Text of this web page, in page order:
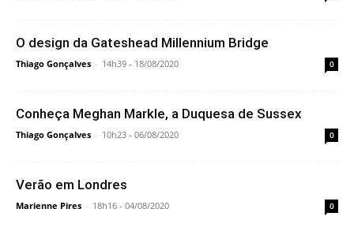
O design da Gateshead Millennium Bridge
Thiago Gonçalves - 14h39 - 18/08/2020 0
Conheça Meghan Markle, a Duquesa de Sussex
Thiago Gonçalves - 10h23 - 06/08/2020 0
Verão em Londres
Marienne Pires - 18h16 - 04/08/2020 0